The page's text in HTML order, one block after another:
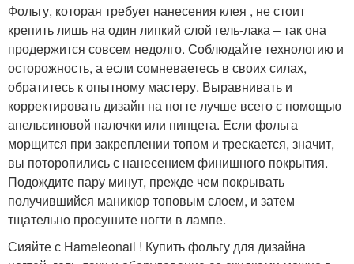
Фольгу, которая требует нанесения клея , не стоит
крепить лишь на один липкий слой гель-лака – так она
продержится совсем недолго. Соблюдайте технологию и
осторожность, а если сомневаетесь в своих силах,
обратитесь к опытному мастеру. Выравнивать и
корректировать дизайн на ногте лучше всего с помощью
апельсиновой палочки или пинцета. Если фольга
морщится при закреплении топом и трескается, значит,
вы поторопились с нанесением финишного покрытия.
Подождите пару минут, прежде чем покрывать
получившийся маникюр топовым слоем, и затем
тщательно просушите ногти в лампе.
Сияйте с Hameleonail ! Купить фольгу для дизайна